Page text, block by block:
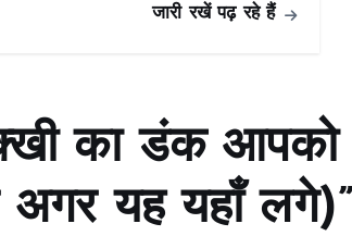
जारी रखें पढ़ रहे हैं
का डंक आपको
यह यहाँ लगे)”